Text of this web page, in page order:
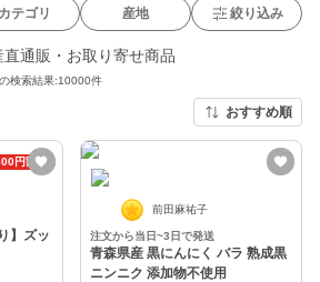
カテゴリ 産地 絞り込み
通販・お取り寄せ商品
の検索結果:10000件
おすすめ順
円割引
】ズッ
前田麻祐子
注文から当日~3日で発送
青森県産 黒にんにく バラ 熟成黒
ニンニク 添加物不使用